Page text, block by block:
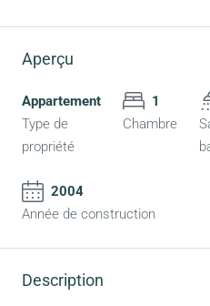
Aperçu
Appartement
Type de
propriété
1
Chambre
2004
Année de construction
Description